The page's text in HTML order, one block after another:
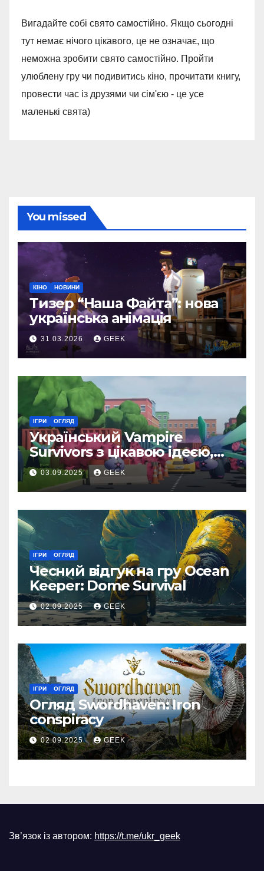
Вигадайте собі свято самостійно. Якщо сьогодні
тут немає нічого цікавого, це не означає, що
неможна зробити свято самостійно. Пройти
улюблену гру чи подивитись кіно, прочитати книгу,
провести час із друзями чи сім'єю - це усе
маленькі свята)
You missed
КІНО НОВИНИ
Тизер “Наша Файта”: нова
українська анімація
31.03.2026 GEEK
ІГРИ ОГЛЯД
Український Vampire
Survivors з цікавою ідеєю,
але доволі посередньою
реалізацією
03.09.2025 GEEK
ІГРИ ОГЛЯД
Чесний відгук на гру Ocean
Keeper: Dome Survival
02.09.2025 GEEK
ІГРИ ОГЛЯД
Огляд Swordhaven: Iron
conspiracy
02.09.2025 GEEK
Зв’язок із автором: https://t.me/ukr_geek